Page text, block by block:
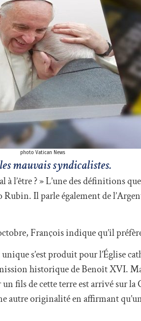
photo Vatican News
mauvais syndicalistes.
l’être ? » L’une des définitions
Il parle également de
François indique qu’il
s’est produit pour l’Église
historique de Benoît XVI.
fils de cette terre est arrivé sur la
autre originalité en affirmant